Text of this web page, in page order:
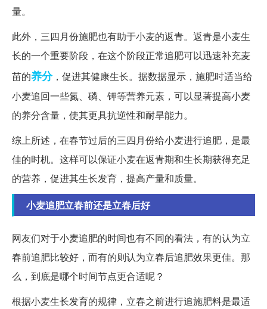
量。
此外，三四月份施肥也有助于小麦的返青。返青是小麦生
长的一个重要阶段，在这个阶段正常追肥可以迅速补充麦
苗的养分，促进其健康生长。据数据显示，施肥时适当给
小麦追回一些氮、磷、钾等营养元素，可以显著提高小麦
的养分含量，使其更具抗逆性和耐旱能力。
综上所述，在春节过后的三四月份给小麦进行追肥，是最
佳的时机。这样可以保证小麦在返青期和生长期获得充足
的营养，促进其生长发育，提高产量和质量。
小麦追肥立春前还是立春后好
网友们对于小麦追肥的时间也有不同的看法，有的认为立
春前追肥比较好，而有的则认为立春后追肥效果更佳。那
么，到底是哪个时间节点更合适呢？
根据小麦生长发育的规律，立春之前进行追施肥料是最适